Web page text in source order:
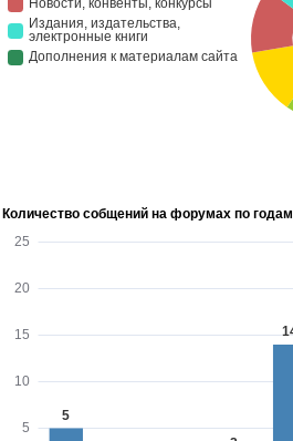
Количество собщений на форумах по годам